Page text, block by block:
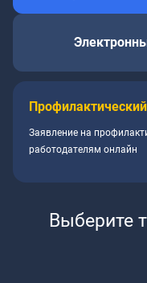
Заявление на
работодателям онлайн
Выберите